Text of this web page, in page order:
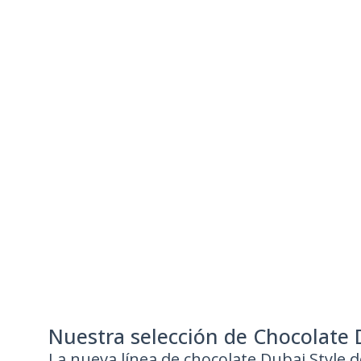
Nuestra selección de Chocolate